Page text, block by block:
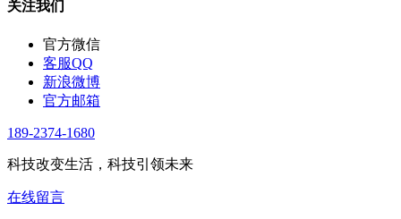
关注我们
官方微信
客服QQ
新浪微博
官方邮箱
189-2374-1680
科技改变生活，科技引领未来
在线留言